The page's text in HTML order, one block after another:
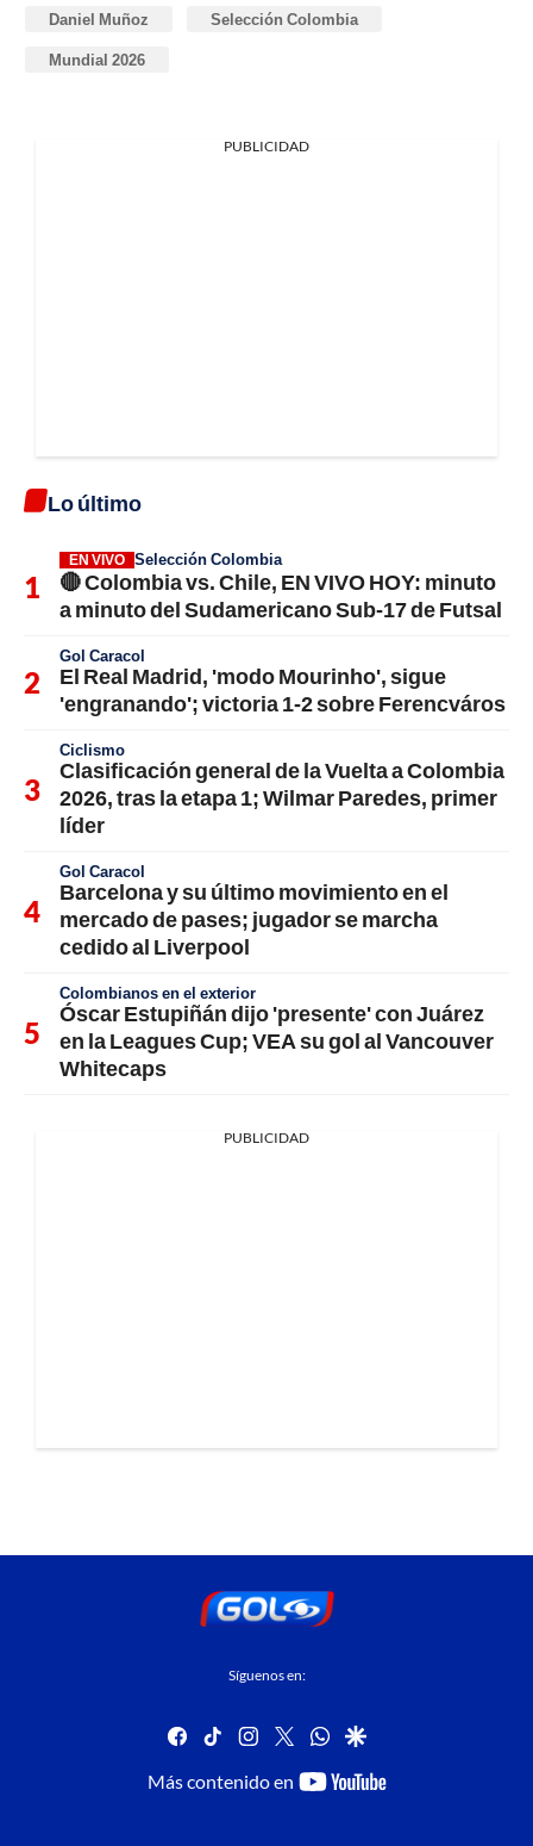
Daniel Muñoz Selección Colombia
Mundial 2026
PUBLICIDAD
Lo último
EN VIVO Selección Colombia
🔴 Colombia vs. Chile, EN VIVO HOY: minuto
a minuto del Sudamericano Sub-17 de Futsal
Gol Caracol
El Real Madrid, 'modo Mourinho', sigue
'engranando'; victoria 1-2 sobre Ferencváros
Ciclismo
Clasificación general de la Vuelta a Colombia
2026, tras la etapa 1; Wilmar Paredes, primer
líder
Gol Caracol
Barcelona y su último movimiento en el
mercado de pases; jugador se marcha
cedido al Liverpool
Colombianos en el exterior
Óscar Estupiñán dijo 'presente' con Juárez
en la Leagues Cup; VEA su gol al Vancouver
Whitecaps
PUBLICIDAD
Síguenos en:
facebook
tiktok instagram
twitterwhatsapp
google
Más contenido en
youtube-